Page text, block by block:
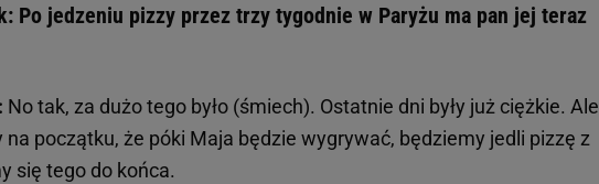
Po jedzeniu pizzy przez trzy tygodnie w Paryżu ma pan jej teraz
No tak, za dużo tego było (śmiech). Ostatnie dni były już ciężkie. Ale
początku, że póki Maja będzie wygrywać, będziemy jedli pizzę z
się tego do końca.